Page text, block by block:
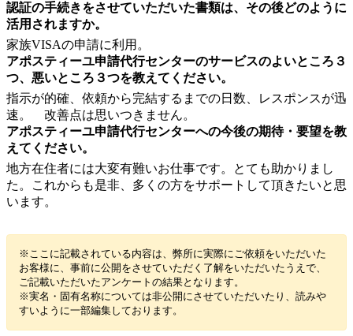
認証の手続きをさせていただいた書類は、その後どのように
活用されますか。
家族VISAの申請に利用。
アポスティーユ申請代行センターのサービスのよいところ３
つ、悪いところ３つを教えてください。
指示が的確、依頼から完結するまでの日数、レスポンスが迅
速。 改善点は思いつきません。
アポスティーユ申請代行センターへの今後の期待・要望を教
えてください。
地方在住者には大変有難いお仕事です。とても助かりまし
た。これからも是非、多くの方をサポートして頂きたいと思
います。
※ここに記載されている内容は、弊所に実際にご依頼をいただいた
お客様に、事前に公開をさせていただく了解をいただいたうえで、
ご記載いただいたアンケートの結果となります。
※実名・固有名称については非公開にさせていただいたり、読みや
すいように一部編集しております。